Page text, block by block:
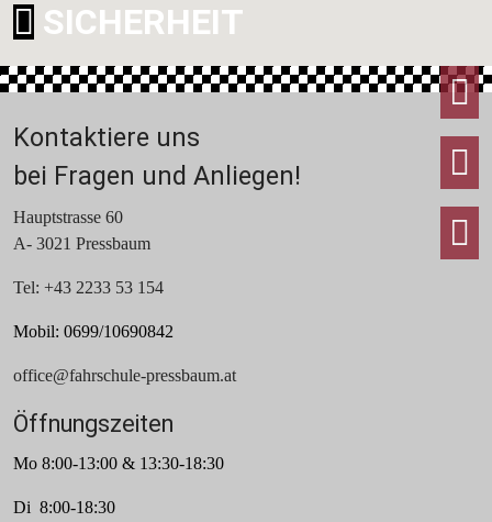
SICHERHEIT
Kontaktiere uns
bei Fragen und Anliegen!
Hauptstrasse 60
A- 3021 Pressbaum
Tel: +43 2233 53 154
Mobil: 0699/10690842
office@fahrschule-pressbaum.at
Öffnungszeiten
Mo 8:00-13:00 & 13:30-18:30
Di 8:00-18:30